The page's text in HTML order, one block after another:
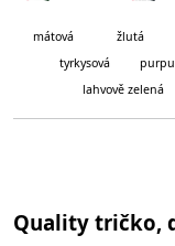
mátová
lahvově zelená
Quality tričko,